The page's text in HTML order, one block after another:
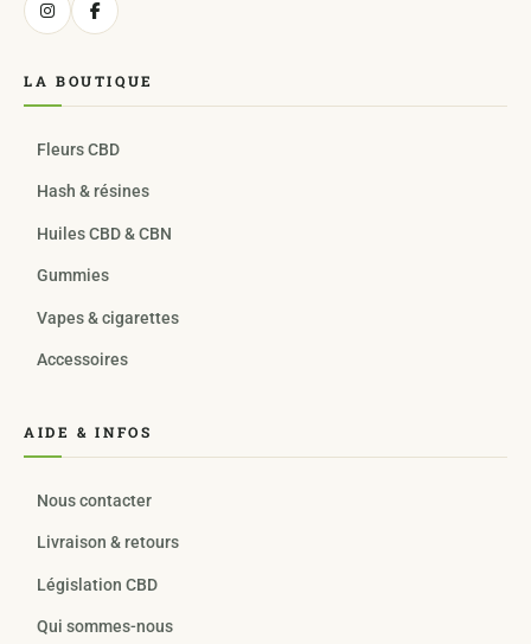
LA BOUTIQUE
Fleurs CBD
Hash & résines
Huiles CBD & CBN
Gummies
Vapes & cigarettes
Accessoires
AIDE & INFOS
Nous contacter
Livraison & retours
Législation CBD
Qui sommes-nous